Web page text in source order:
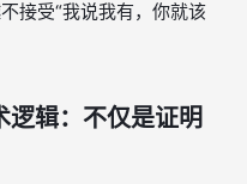
接受“我说我有，你就该
辑：不仅是证明